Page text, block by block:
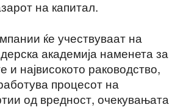
на капитал.
ќе учествуваат на
академија наменета за
и највисокото раководство,
процесот на
од вредност, очекувањата